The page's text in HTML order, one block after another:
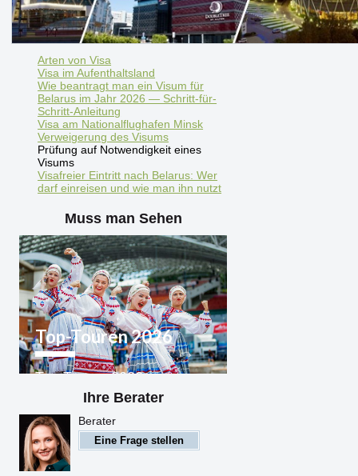
Arten von Visa
Visa im Aufenthaltsland
Wie beantragt man ein Visum für
Belarus im Jahr 2026 — Schritt-für-
Schritt-Anleitung
Visa am Nationalflughafen Minsk
Verweigerung des Visums
Prüfung auf Notwendigkeit eines
Visums
Visafreier Eintritt nach Belarus: Wer
darf einreisen und wie man ihn nutzt
Muss man Sehen
Top-Touren 2026
Top-Touren 2026
WeißrusslandIhre Berater
Berater
Eine Frage stellen